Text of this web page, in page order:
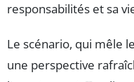
responsabilités et sa
Le scénario, qui mêle le
une perspective